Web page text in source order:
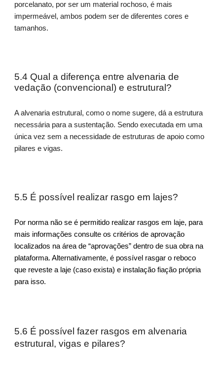
porcelanato, por ser um material rochoso, é mais
impermeável, ambos podem ser de diferentes cores e
tamanhos.
5.4 Qual a diferença entre alvenaria de
vedação (convencional) e estrutural?
A alvenaria estrutural, como o nome sugere, dá a estrutura
necessária para a sustentação. Sendo executada em uma
única vez sem a necessidade de estruturas de apoio como
pilares e vigas.
5.5 É possível realizar rasgo em lajes?
Por norma não se é permitido realizar rasgos em laje, para
mais informações consulte os critérios de aprovação
localizados na área de “aprovações” dentro de sua obra na
plataforma. Alternativamente, é possível rasgar o reboco
que reveste a laje (caso exista) e instalação fiação própria
para isso.
5.6 É possível fazer rasgos em alvenaria
estrutural, vigas e pilares?